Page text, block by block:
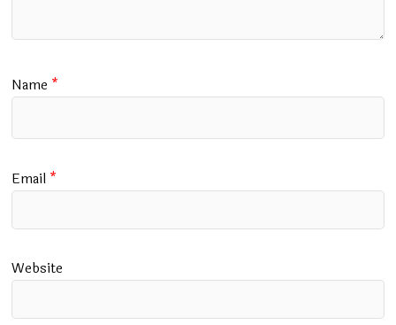
Name *
Email *
Website